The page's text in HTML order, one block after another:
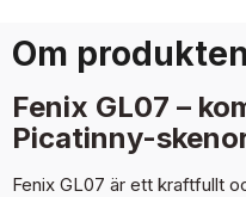
Om produkten
Fenix GL07 –
Picatinny-
Fenix GL07 är ett kraftfullt